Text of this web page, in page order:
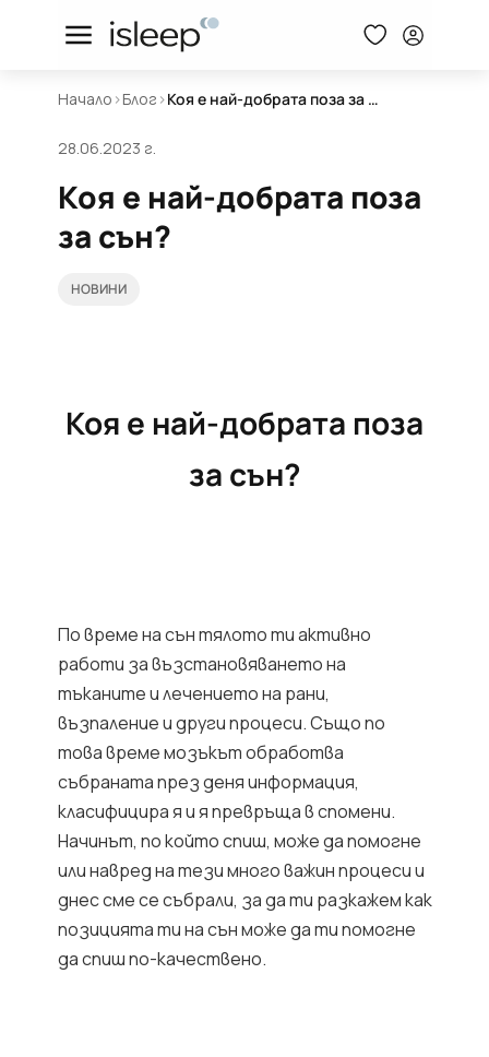
Начало >Блог > Коя е най-добрата поза за сън?
28.06.2023 г.
Коя е най-добрата поза
за сън?
НОВИНИ
Коя е най-добрата поза
за сън?
По време на сън тялото ти активно
работи за възстановяването на
тъканите и лечението на рани,
възпаление и други процеси. Също по
това време мозъкът обработва
събраната през деня информация,
класифицира я и я превръща в спомени.
Начинът, по който спиш, може да помогне
или навред на тези много важин процеси и
днес сме се събрали, за да ти разкажем как
позицията ти на сън може да ти помогне
да спиш по-качествено.